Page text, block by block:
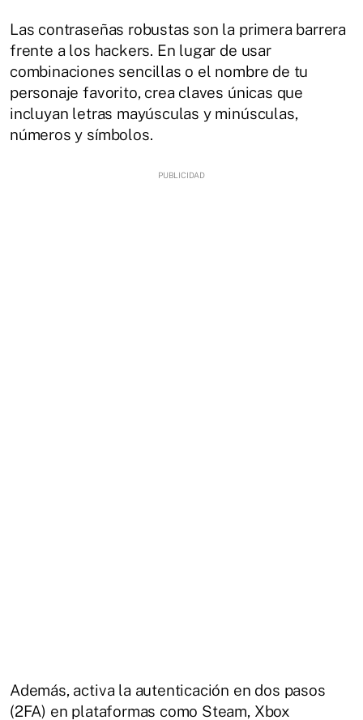
Las contraseñas robustas son la primera barrera
frente a los hackers. En lugar de usar
combinaciones sencillas o el nombre de tu
personaje favorito, crea claves únicas que
incluyan letras mayúsculas y minúsculas,
números y símbolos.
Además, activa la autenticación en dos pasos
(2FA) en plataformas como Steam, Xbox